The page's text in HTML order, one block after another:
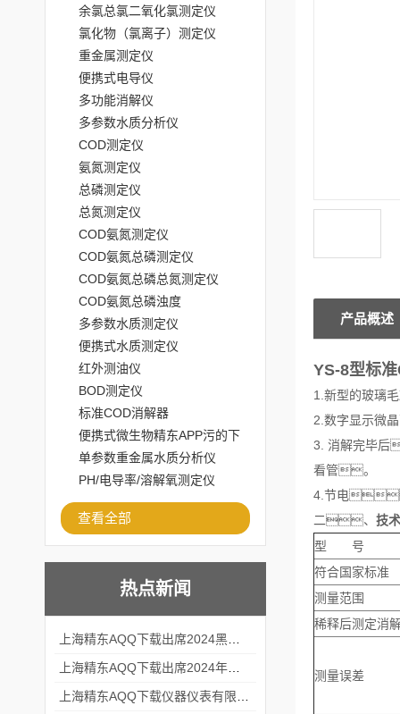
余氯总氯二氧化氯测定仪
氯化物（氯离子）测定仪
重金属测定仪
便携式电导仪
多功能消解仪
多参数水质分析仪
COD测定仪
氨氮测定仪
总磷测定仪
总氮测定仪
COD氨氮测定仪
COD氨氮总磷测定仪
COD氨氮总磷总氮测定仪
COD氨氮总磷浊度
多参数水质测定仪
便携式水质测定仪
红外测油仪
BOD测定仪
标准COD消解器
便携式微生物精东APP污的下
载安装
单参数重金属水质分析仪
PH/电导率/溶解氧测定仪
查看全部
热点新闻
产品概述
YS-8型标
1.新型的玻璃
2.数字显示
3. 消解完毕
看管。
4.节电
二、 技术
型 号
符合国家标准
测量范围
稀释后测定消
测量误差